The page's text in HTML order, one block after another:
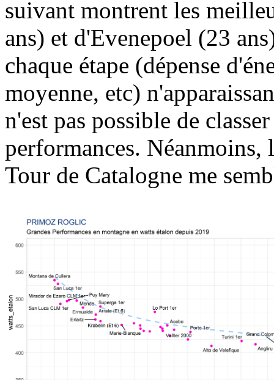
suivant montrent les
ans) et d'Evenepoel (23
chaque étape (dépense
moyenne, etc)
n'est pas possible de
performances. Néanmoins,
Tour de Catalogne me